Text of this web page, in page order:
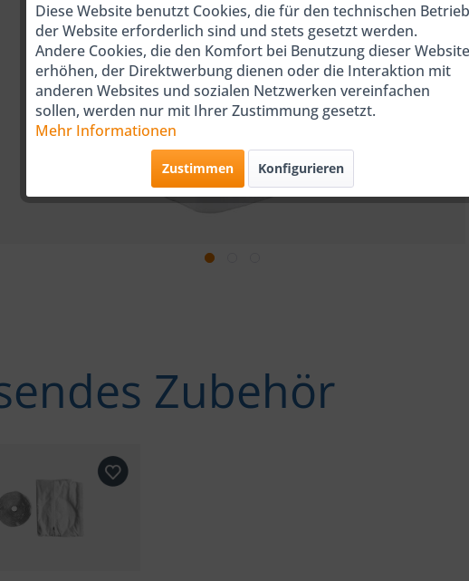
Zubehör
Diese Website benutzt Cookies, die für den technischen Betrieb
der Website erforderlich sind und stets gesetzt werden.
Andere Cookies, die den Komfort bei Benutzung dieser Website
erhöhen, der Direktwerbung dienen oder die Interaktion mit
anderen Websites und sozialen Netzwerken vereinfachen
sollen, werden nur mit Ihrer Zustimmung gesetzt.
Mehr Informationen
Zustimmen Konfigurieren